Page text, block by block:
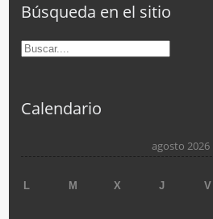
Búsqueda en el sitio
Calendario
agosto 2026
L M X J V